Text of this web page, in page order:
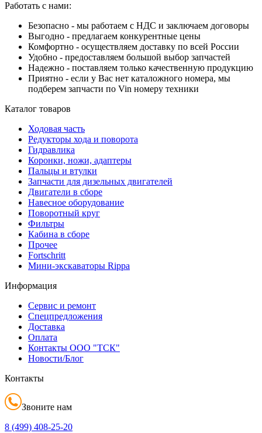
Работать с нами:
Безопасно - мы работаем с НДС и заключаем договоры
Выгодно - предлагаем конкурентные цены
Комфортно - осуществляем доставку по всей России
Удобно - предоставляем большой выбор запчастей
Надежно - поставляем только качественную продукцию
Приятно - если у Вас нет каталожного номера, мы
подберем запчасти по Vin номеру техники
Каталог товаров
Ходовая часть
Редукторы хода и поворота
Гидравлика
Коронки, ножи, адаптеры
Пальцы и втулки
Запчасти для дизельных двигателей
Двигатели в сборе
Навесное оборудование
Поворотный круг
Фильтры
Кабина в сборе
Прочее
Fortschritt
Мини-экскаваторы Rippa
Информация
Сервис и ремонт
Спецпредложения
Доставка
Оплата
Контакты ООО "ТСК"
Новости/Блог
Контакты
Звоните нам
8 (499) 408-25-20